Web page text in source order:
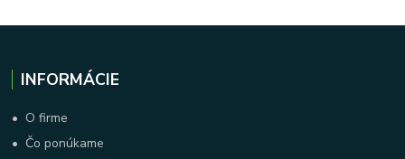
INFORMÁCIE
• O firme
• Čo ponúkame